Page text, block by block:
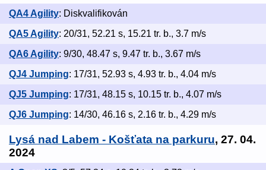
QA4 Agility: Diskvalifikován
QA5 Agility: 20/31, 52.21 s, 15.21 tr. b., 3.7 m/s
QA6 Agility: 9/30, 48.47 s, 9.47 tr. b., 3.67 m/s
QJ4 Jumping: 17/31, 52.93 s, 4.93 tr. b., 4.04 m/s
QJ5 Jumping: 17/31, 48.15 s, 10.15 tr. b., 4.07 m/s
QJ6 Jumping: 14/30, 46.16 s, 2.16 tr. b., 4.29 m/s
Lysá nad Labem - Košťata na parkuru, 27. 04.
2024